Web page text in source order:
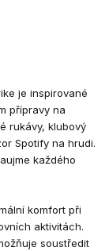
je inspirované
přípravy na
rukávy, klubový
Spotify na hrudi.
každého
komfort při
aktivitách.
soustředit